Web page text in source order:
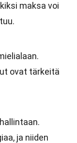
maksa voi
ovat tärkeitä
ja niiden